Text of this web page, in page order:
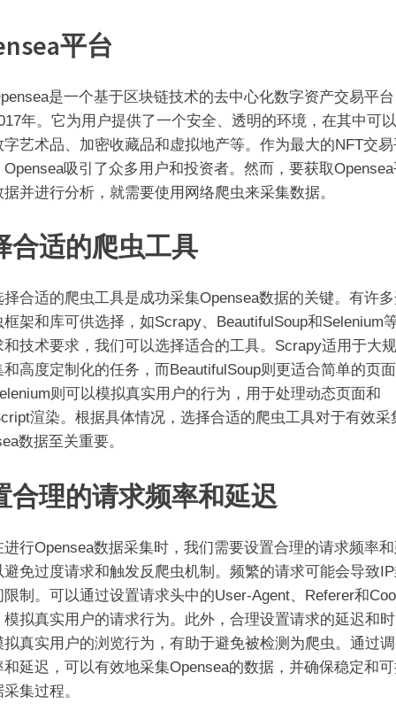
平台
是一个基于区块链技术的去中心化数字资产交易平台
年。它为用户提供了一个安全、透明的环境，在其中可
字艺术品、加密收藏品和虚拟地产等。作为最大的NFT交
Opensea吸引了众多用户和投资者。然而，要获取
并进行分析，就需要使用网络爬虫来采集数据。
合适的爬虫工具
适的爬虫工具是成功采集Opensea数据的关键。有许多
框架和库可供选择，如Scrapy、BeautifulSoup和Selenium
和技术要求，我们可以选择适合的工具。Scrapy适用于大
和高度定制化的任务，而BeautifulSoup则更适合简单的页
则可以模拟真实用户的行为，用于处理动态页面和
渲染。根据具体情况，选择合适的爬虫工具对于有效采
数据至关重要。
合理的请求频率和延迟
Opensea数据采集时，我们需要设置合理的请求频率
避免过度请求和触发反爬虫机制。频繁的请求可能会导致
限制。可以通过设置请求头中的User-Agent、Referer和
模拟真实用户的请求行为。此外，合理设置请求的延迟和
拟真实用户的浏览行为，有助于避免被检测为爬虫。通过
和延迟，可以有效地采集Opensea的数据，并确保稳定和
集过程。